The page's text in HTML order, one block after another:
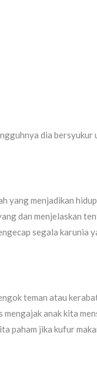
dia
yang menjadikan
dan menjelaskan
segala karunia
teman atau
anak kita
paham jika kufur